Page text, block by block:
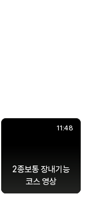
11:48
2종보통 장내기능
코스 영상